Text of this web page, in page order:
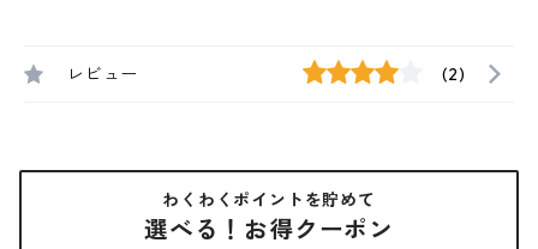
レビュー (2)
わくわくポイントを貯めて
選べる！お得クーポン